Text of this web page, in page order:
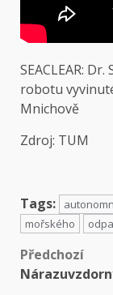
SEACLEAR:
robotu
Mnichově
Zdroj: TUM
Tags:
mořského
Předchozí